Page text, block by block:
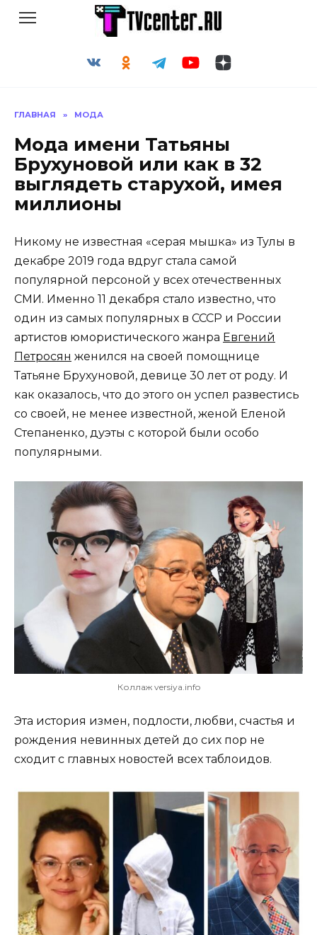
ГЛАВНАЯ » МОДА
Мода имени Татьяны
Брухуновой или как в 32
выглядеть старухой, имея
миллионы
Никому не известная «серая мышка» из Тулы в
декабре 2019 года вдруг стала самой
популярной персоной у всех отечественных
СМИ. Именно 11 декабря стало известно, что
один из самых популярных в СССР и России
артистов юмористического жанра Евгений
Петросян женился на своей помощнице
Татьяне Брухуновой, девице 30 лет от роду. И
как оказалось, что до этого он успел развестись
со своей, не менее известной, женой Еленой
Степаненко, дуэты с которой были особо
популярными.
Коллаж versiya.info
Эта история измен, подлости, любви, счастья и
рождения невинных детей до сих пор не
сходит с главных новостей всех таблоидов.